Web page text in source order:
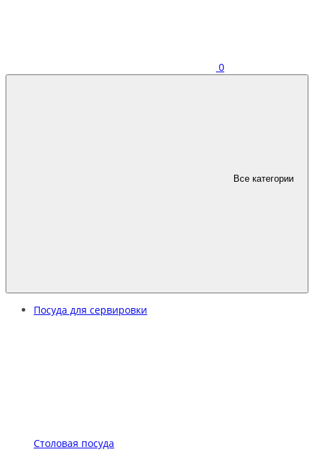
0
Все категории
Посуда для сервировки
Столовая посуда